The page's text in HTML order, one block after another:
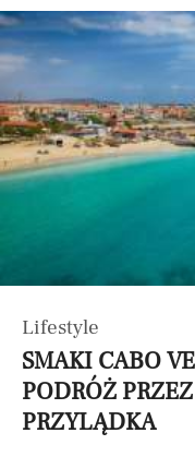
Lifestyle
SMAKI CABO
PODRÓŻ
PRZYLĄDKA